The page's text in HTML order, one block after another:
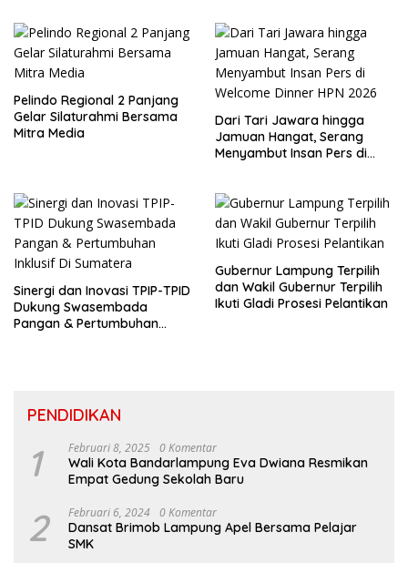
Pelindo Regional 2 Panjang
Gelar Silaturahmi Bersama
Mitra Media
Dari Tari Jawara hingga
Jamuan Hangat, Serang
Menyambut Insan Pers di
Sinergi dan Inovasi TPIP-TPID
Dukung Swasembada
Pangan & Pertumbuhan
Gubernur Lampung Terpilih
dan Wakil Gubernur Terpilih
Ikuti Gladi Prosesi Pelantikan
PENDIDIKAN
1 Februari 8, 2025 0 Komentar
Wali Kota Bandarlampung Eva Dwiana Resmikan
Empat Gedung Sekolah Baru
2 Februari 6, 2024 0 Komentar
Dansat Brimob Lampung Apel Bersama Pelajar
SMK